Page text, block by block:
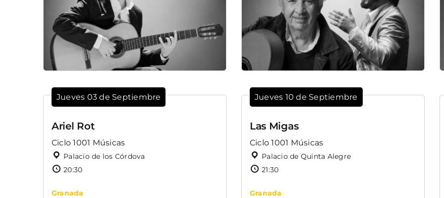
Jueves 03 de Septiembre
Ariel Rot
Ciclo 1001 Músicas
Palacio de los Córdova
20:30
Granada
Jueves 10 de Septiembre
Las Migas
Ciclo 1001 Músicas
Palacio de Quinta Alegre
21:30
Granada